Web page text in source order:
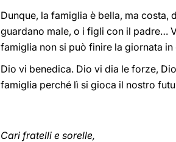
Dunque, la famiglia è bella, ma
guardano male, o i figli con il padre…
famiglia non si può finire la giornata in
Dio vi benedica. Dio vi dia le forze,
famiglia perché lì si gioca il nostro
Cari fratelli e sorelle,